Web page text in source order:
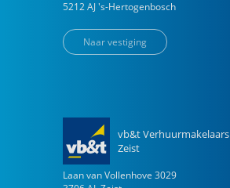
5212 AJ 's-Hertogenbosch
Naar vestiging
vb&t Verhuurmakelaars
Zeist
Laan van Vollenhove 3029